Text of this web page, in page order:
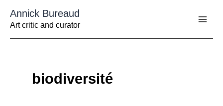
contenu
Annick Bureaud
Art critic and curator
biodiversité